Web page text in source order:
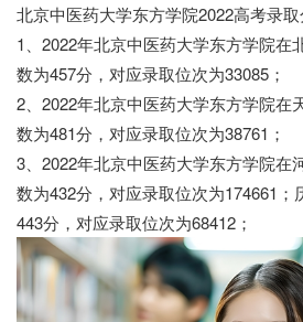
北京中医药大学东方学院2022高考录
1、2022年北京中医药大学东方学院在
数为457分，对应录取位次为33085；
2、2022年北京中医药大学东方学院在
数为481分，对应录取位次为38761；
3、2022年北京中医药大学东方学院在
数为432分，对应录取位次为174661；
443分，对应录取位次为68412；